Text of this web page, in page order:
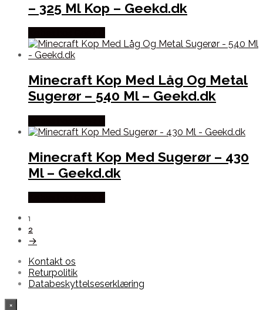
– 325 Ml Kop – Geekd.dk
Minecraft Kop Med Låg Og Metal
Sugerør – 540 Ml – Geekd.dk
Minecraft Kop Med Sugerør – 430
Ml – Geekd.dk
1
2
→
Kontakt os
Returpolitik
Databeskyttelseserklæring
×